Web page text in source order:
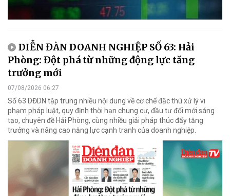
DIỄN ĐÀN DOANH NGHIỆP SỐ 63: Hải
Phòng: Đột phá từ những động lực tăng
trưởng mới
07/08/2026 06:27
Số 63 DĐDN tập trung nhiều nội dung về cơ chế đặc thù xử lý vi
phạm pháp luật, quy định thời hạn chung cư, đầu tư đổi mới sáng
tạo, chuyên đề Hải Phòng, cùng nhiều giải pháp thúc đẩy tăng
trưởng và nâng cao năng lực cạnh tranh của doanh nghiệp.